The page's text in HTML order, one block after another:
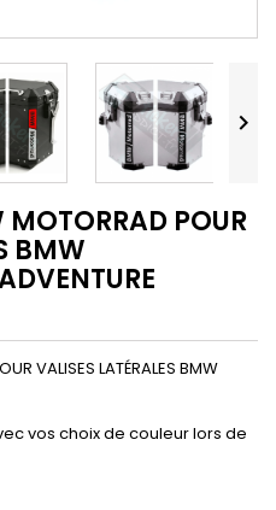

POUR
BMW
VALISES LATÉRALES BMW
vos choix de couleur lors de